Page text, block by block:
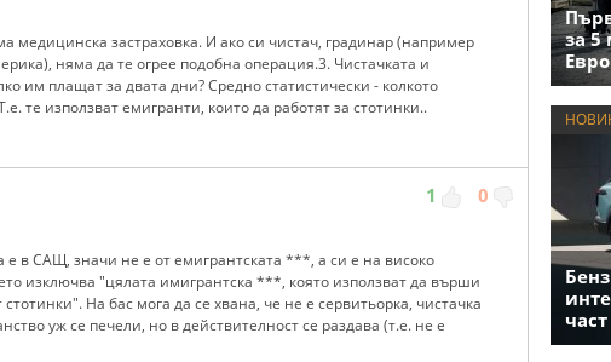
медицинска застраховка. И ако си чистач, градинар (например
няма да те огрее подобна операция.3. Чистачката и
им плащат за двата дни? Средно статистически - колкото
те използват емигранти, които да работят за стотинки..
1 0
е в САЩ, значи не е от емигрантската ***, а си е на високо
изключва "цялата имигрантска ***, която използват да върши
На бас мога да се хвана, че не е сервитьорка, чистачка
уж се печели, но в действителност се раздава (т.е. не е
за 5
част